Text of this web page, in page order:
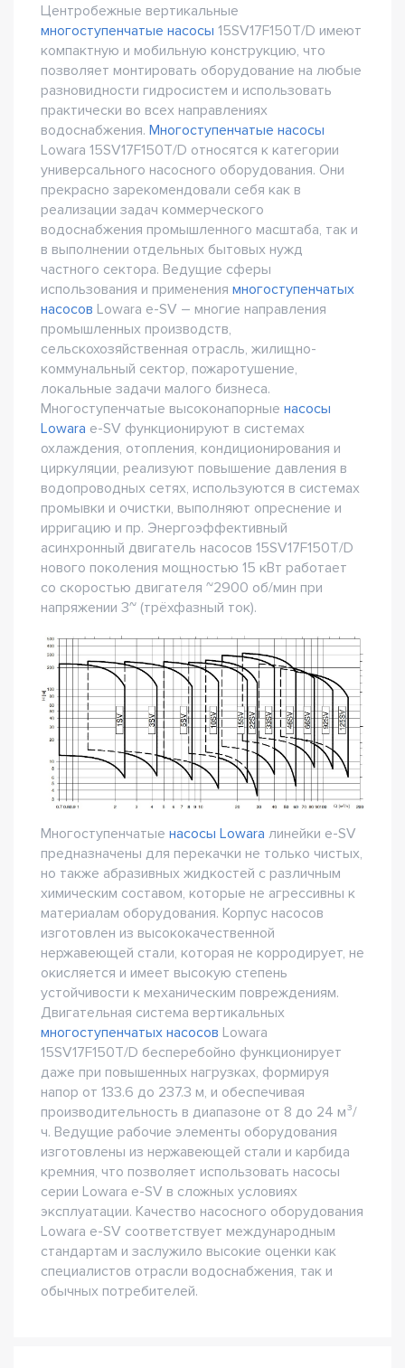
Центробежные вертикальные
многоступенчатые насосы 15SV17F150T/D имеют
компактную и мобильную конструкцию, что
позволяет монтировать оборудование на любые
разновидности гидросистем и использовать
практически во всех направлениях
водоснабжения. Многоступенчатые насосы
Lowara 15SV17F150T/D относятся к категории
универсального насосного оборудования. Они
прекрасно зарекомендовали себя как в
реализации задач коммерческого
водоснабжения промышленного масштаба, так и
в выполнении отдельных бытовых нужд
частного сектора. Ведущие сферы
использования и применения многоступенчатых
насосов Lowara e-SV – многие направления
промышленных производств,
сельскохозяйственная отрасль, жилищно-
коммунальный сектор, пожаротушение,
локальные задачи малого бизнеса.
Многоступенчатые высоконапорные насосы
Lowara e-SV функционируют в системах
охлаждения, отопления, кондиционирования и
циркуляции, реализуют повышение давления в
водопроводных сетях, используются в системах
промывки и очистки, выполняют опреснение и
ирригацию и пр. Энергоэффективный
асинхронный двигатель насосов 15SV17F150T/D
нового поколения мощностью 15 кВт работает
со скоростью двигателя ~2900 об/мин при
напряжении 3~ (трёхфазный ток).
Многоступенчатые насосы Lowara линейки e-SV
предназначены для перекачки не только чистых,
но также абразивных жидкостей с различным
химическим составом, которые не агрессивны к
материалам оборудования. Корпус насосов
изготовлен из высококачественной
нержавеющей стали, которая не корродирует, не
окисляется и имеет высокую степень
устойчивости к механическим повреждениям.
Двигательная система вертикальных
многоступенчатых насосов Lowara
15SV17F150T/D бесперебойно функционирует
даже при повышенных нагрузках, формируя
напор от 133.6 до 237.3 м, и обеспечивая
производительность в диапазоне от 8 до 24 м³/
ч. Ведущие рабочие элементы оборудования
изготовлены из нержавеющей стали и карбида
кремния, что позволяет использовать насосы
серии Lowara e-SV в сложных условиях
эксплуатации. Качество насосного оборудования
Lowara e-SV соответствует международным
стандартам и заслужило высокие оценки как
специалистов отрасли водоснабжения, так и
обычных потребителей.